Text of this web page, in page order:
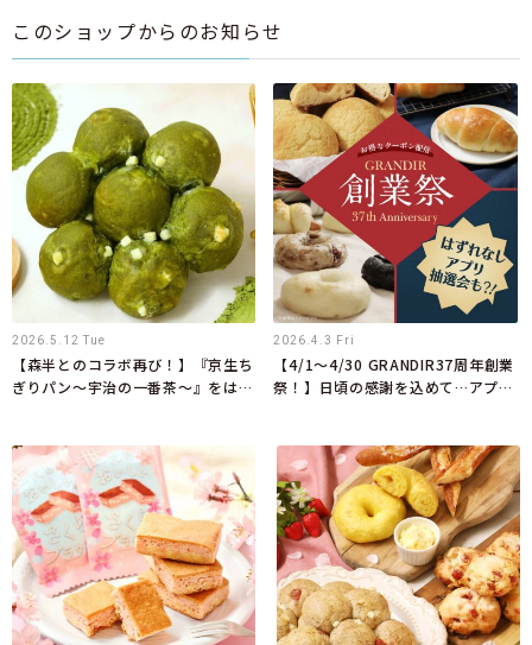
このショップからのお知らせ
2026.5.12 Tue
【森半とのコラボ再び！】『京生ち
ぎりパン～宇治の一番茶～』をはじ
2026.4.3 Fri
【4/1～4/30 GRANDIR37周年創業
祭！】日頃の感謝を込めて…アプリ